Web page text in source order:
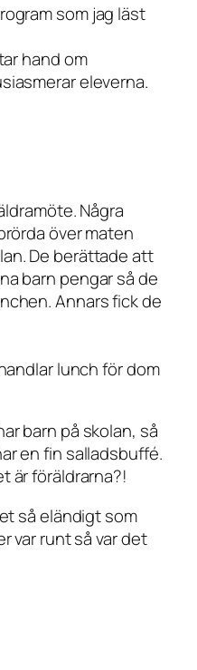
som jag läst
hand om
eleverna.
Några
över maten
De berättade att
barn pengar så de
Annars fick de
lunch för dom
barn på skolan, så
en fin salladsbuffé.
är föräldrarna?!
så eländigt som
var runt så var det